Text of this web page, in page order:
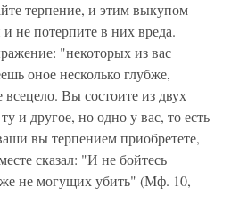
терпение, и этим выкупом
не потерпите в них вреда.
"некоторых из вас
оное несколько глубже,
Вы состоите из двух
и другое, но одно у вас, то есть
вы терпением приобретете,
сказал: "И не бойтесь
не могущих убить" (Мф. 10,